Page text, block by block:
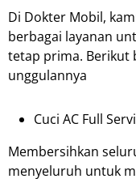
Di Dokter Mobil,
berbagai layanan
tetap prima. Berikut
unggulannya
Cuci AC Full
Membersihkan
menyeluruh untuk